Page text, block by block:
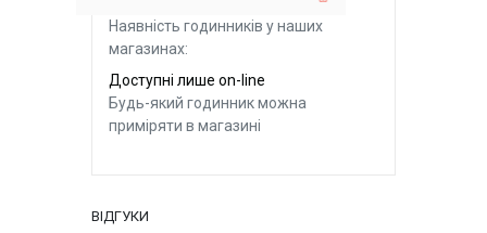
Наявність годинників у наших
магазинах:
Доступні лише on-line
Будь-який годинник можна
приміряти в магазині
ВІДГУКИ